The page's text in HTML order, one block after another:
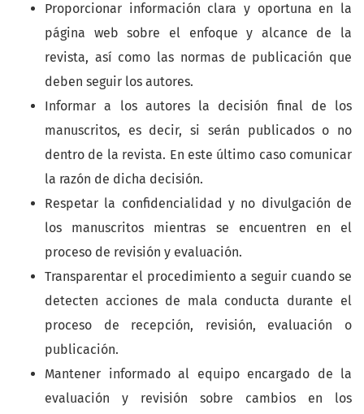
Proporcionar información clara y oportuna en la
página web sobre el enfoque y alcance de la
revista, así como las normas de publicación que
deben seguir los autores.
Informar a los autores la decisión final de los
manuscritos, es decir, si serán publicados o no
dentro de la revista. En este último caso comunicar
la razón de dicha decisión.
Respetar la confidencialidad y no divulgación de
los manuscritos mientras se encuentren en el
proceso de revisión y evaluación.
Transparentar el procedimiento a seguir cuando se
detecten acciones de mala conducta durante el
proceso de recepción, revisión, evaluación o
publicación.
Mantener informado al equipo encargado de la
evaluación y revisión sobre cambios en los